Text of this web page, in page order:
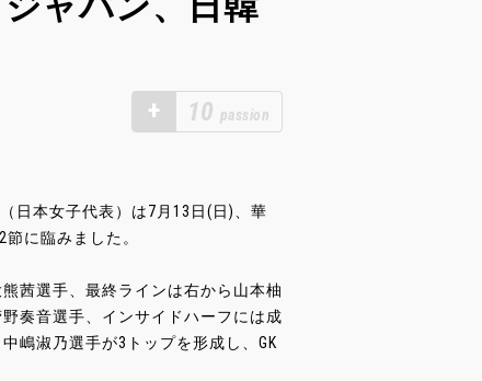
+ 10 passion
日本女子代表）は7月13日(日)、華
に臨みました。
茜選手、最終ラインは右から山本柚
奏音選手、インサイドハーフには成
嶋淑乃選手が3トップを形成し、GK